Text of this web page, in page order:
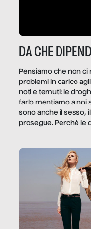
DA CHE
Pensiamo che non ci
problemi in carico
noti e temuti: le
farlo mentiamo a noi
sono anche il sesso,
prosegue. Perché le
trae un guadagno. In
quale e come.